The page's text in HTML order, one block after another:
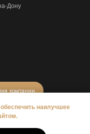
Дону
компании
Дизайн интерьера
наилучшее